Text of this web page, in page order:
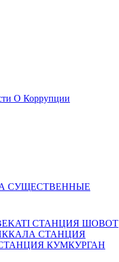
О Коррупции
СУЩЕСТВЕННЫЕ
СТАНЦИЯ ШОВОТ
СТАНЦИЯ
КУМКУРГАН